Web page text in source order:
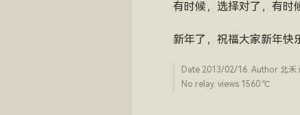
有时候，选择对了，有时
新年了，祝福大家新年快
Date 2013/02/16. Author 北禾
No relay. views 1560 ­℃